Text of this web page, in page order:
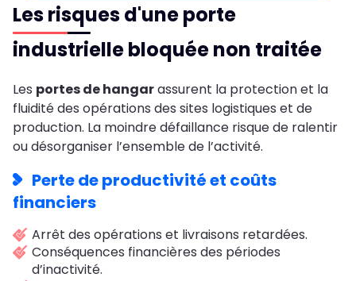
Les risques d'une porte
industrielle bloquée non traitée
Les portes de hangarassurent la protection et la
fluidité des opérations des sites logistiques et de
production. La moindre défaillance risque de ralentir
ou désorganiser l’ensemble de l’activité.
Perte de productivité et coûts
financiers
Arrêt des opérations et livraisons retardées.
Conséquences financières des périodes
d’inactivité.